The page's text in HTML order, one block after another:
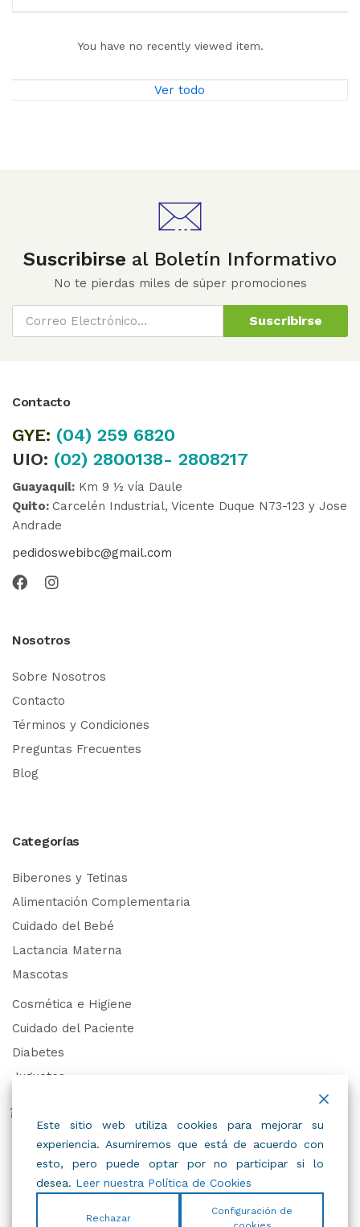
You have no recently viewed item.
Ver todo
Suscribirse al Boletín Informativo
No te pierdas miles de súper promociones
Suscribirse
Contacto
GYE: (04) 259 6820
UIO: (02) 2800138- 2808217
Guayaquil: Km 9 ½ vía Daule
Quito: Carcelén Industrial, Vicente Duque N73-123 y Jose
Andrade
pedidoswebibc@gmail.com
Nosotros
Sobre Nosotros
Contacto
Términos y Condiciones
Preguntas Frecuentes
Blog
Categorías
Biberones y Tetinas
Alimentación Complementaria
Cuidado del Bebé
Lactancia Materna
Mascotas
Cosmética e Higiene
Cuidado del Paciente
Diabetes
Juguetes
Trabaja con Nosotros
Este sitio web utiliza cookies para mejorar su
experiencia. Asumiremos que está de acuerdo con
esto, pero puede optar por no participar si lo
desea. Leer nuestra Política de Cookies
Rechazar
Configuración de